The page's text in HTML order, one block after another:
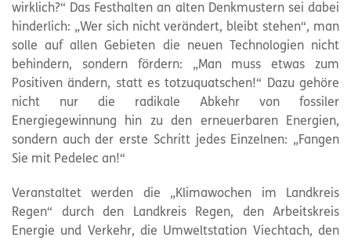
wirklich?“ Das Festhalten an alten Denkmustern sei dabei
hinderlich: „Wer sich nicht verändert, bleibt stehen“, man
solle auf allen Gebieten die neuen Technologien nicht
behindern, sondern fördern: „Man muss etwas zum
Positiven ändern, statt es totzuquatschen!“ Dazu gehöre
nicht nur die radikale Abkehr von fossiler
Energiegewinnung hin zu den erneuerbaren Energien,
sondern auch der erste Schritt jedes Einzelnen: „Fangen
Sie mit Pedelec an!“
Veranstaltet werden die „Klimawochen im Landkreis
Regen“ durch den Landkreis Regen, den Arbeitskreis
Energie und Verkehr, die Umweltstation Viechtach, den